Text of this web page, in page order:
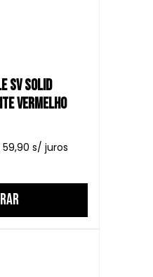
SV SOLID
VERMELHO
59,90